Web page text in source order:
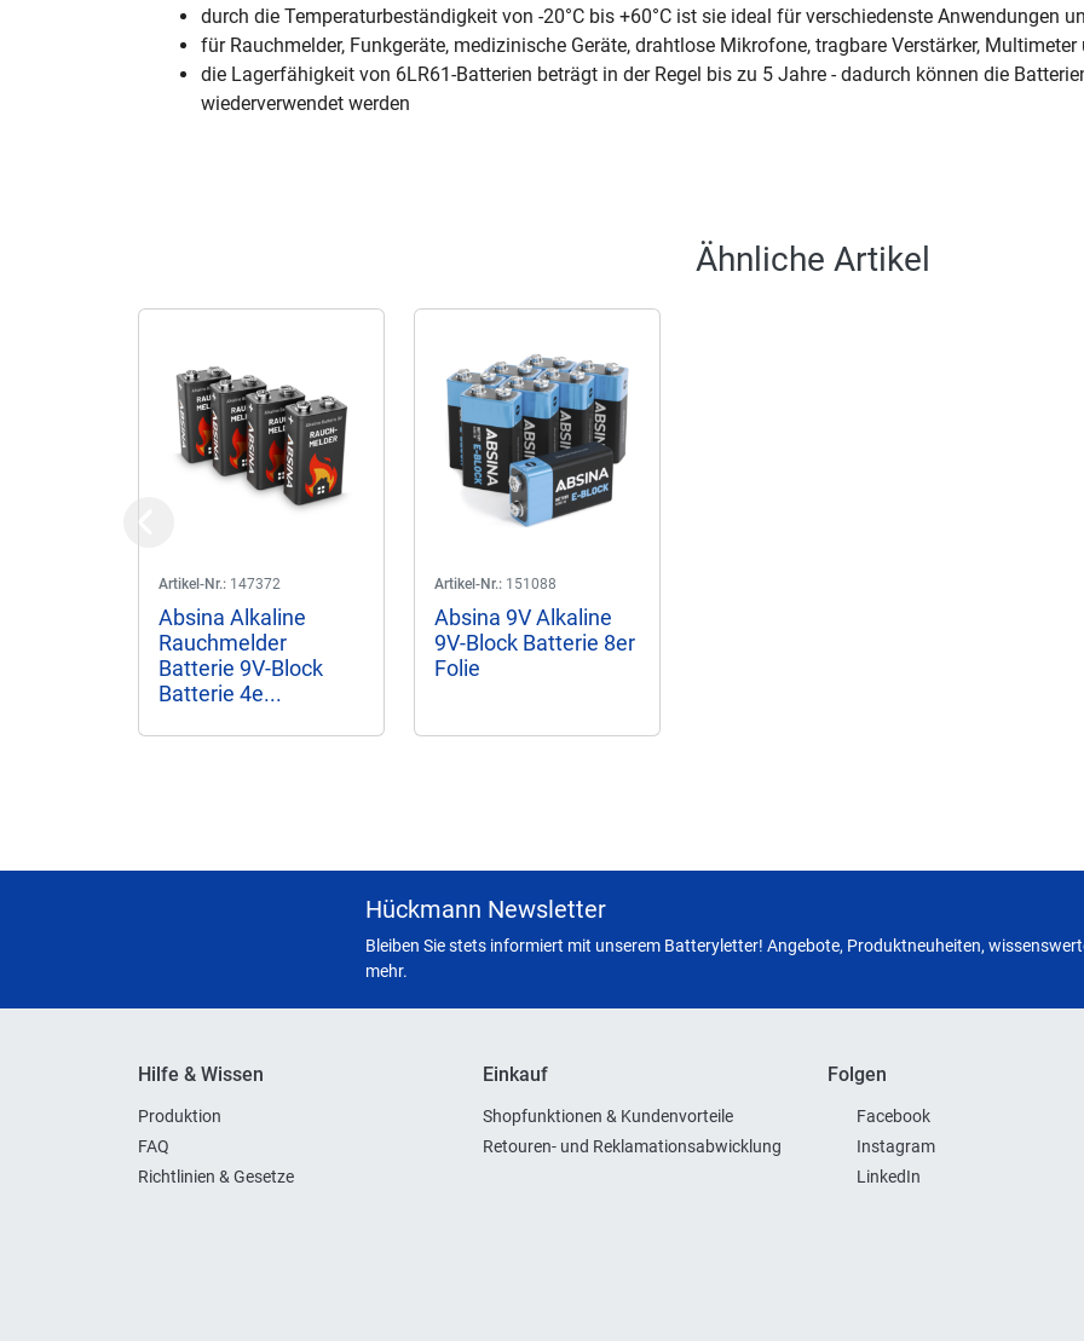
durch die Temperaturbeständigkeit von -20°C bis +60°C ist sie ideal für verschiedenste Anwendungen
für Rauchmelder, Funkgeräte, medizinische Geräte, drahtlose Mikrofone, tragbare Verstärker,
die Lagerfähigkeit von 6LR61-Batterien beträgt in der Regel bis zu 5 Jahre - dadurch können die
wiederverwendet werden
Ähnliche Artikel
Artikel-Nr.: 147372
Absina Alkaline
Rauchmelder
Batterie 9V-Block
Batterie 4e...
Artikel-Nr.: 151088
Absina 9V Alkaline
9V-Block Batterie 8er
Folie
Hückmann Newsletter
Bleiben Sie stets informiert mit unserem Batteryletter! Angebote, Produktneuheiten,
mehr.
Hilfe & Wissen
Produktion
FAQ
Richtlinien & Gesetze
Einkauf
Shopfunktionen & Kundenvorteile
Retouren- und Reklamationsabwicklung
Folgen
Facebook
Instagram
LinkedIn